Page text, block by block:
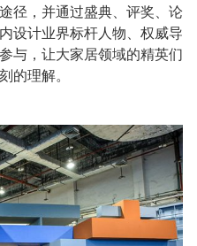
径，并通过盛典、评奖、论
设计业界标杆人物、权威导
与，让大家居领域的精英们
的理解。